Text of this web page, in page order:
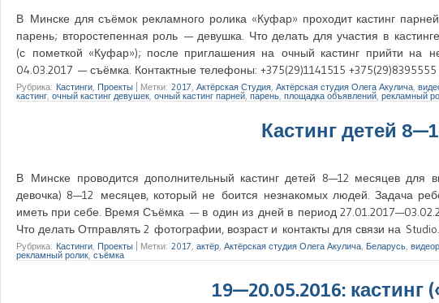
В Минске для съёмок рекламного ролика «Куфар» проходит кастинг
парень; второстепенная роль — девушка. Что делать для участия в
(с пометкой «Куфар»); после приглашения на очный кастинг прийти на
04.03.2017 — съёмка. Контактные телефоны: +375(29)1141515
Рубрика: Кастинги, Проекты Метки: 2017, Актёрская Студия, Актёрская студия Олега Акулича,
кастинг, очный кастинг девушек, очный кастинг парней, парень, площадка объявлений, рекламный
Кастинг детей
В Минске проводится дополнительный кастинг детей 8—12 месяцев для
девочка) 8—12 месяцев, который не боится незнакомых людей. Задача
иметь при себе. Время Съёмка — в один из дней в период
Что делать Отправлять 2 фотографии, возраст и контакты для связи на
Рубрика: Кастинги, Проекты Метки: 2017, актёр, Актёрская студия Олега Акулича, Беларусь,
рекламный ролик, съёмка
19—20.05.2016: кастинг